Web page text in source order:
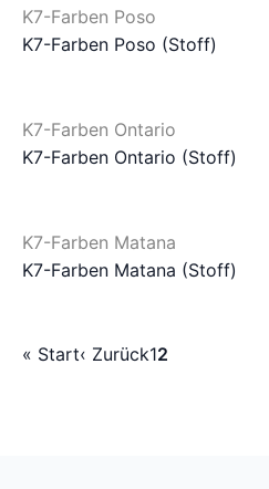
K7-Farben Poso
K7-Farben Poso (Stoff)
K7-Farben Ontario
K7-Farben Ontario (Stoff)
K7-Farben Matana
K7-Farben Matana (Stoff)
« Start‹ Zurück12